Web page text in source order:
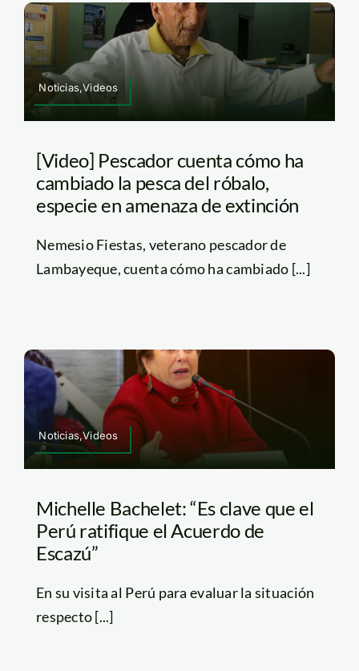
Noticias,Videos
[Video] Pescador cuenta cómo ha
cambiado la pesca del róbalo,
especie en amenaza de extinción
Nemesio Fiestas, veterano pescador de
Lambayeque, cuenta cómo ha cambiado [...]
Noticias,Videos
Michelle Bachelet: “Es clave que el
Perú ratifique el Acuerdo de
Escazú”
En su visita al Perú para evaluar la situación
respecto [...]